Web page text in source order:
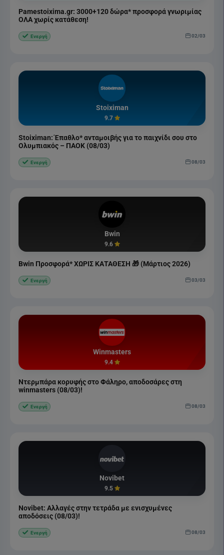
Pamestoixima.gr: 3000+120 δώρα* προσφορά γνωριμίας
ΟΛΑ χωρίς κατάθεση!
Ενεργή 02/03
Stoiximan
9.7
Stoiximan: Έπαθλο* ανταμοιβής για το παιχνίδι σου στο
Ολυμπιακός – ΠΑΟΚ (08/03)
Ενεργή 08/03
Bwin
9.6
Bwin Προσφορά* ΧΩΡΙΣ ΚΑΤΑΘΕΣΗ 🎁 (Μάρτιος 2026)
Ενεργή 03/03
Winmasters
9.4
Ντερμπάρα κορυφής στο Φάληρο, αποδοσάρες στη
winmasters (08/03)!
Ενεργή 08/03
Novibet
9.5
Novibet: Αλλαγές στην τετράδα με ενισχυμένες
αποδόσεις (08/03)!
Ενεργή 08/03